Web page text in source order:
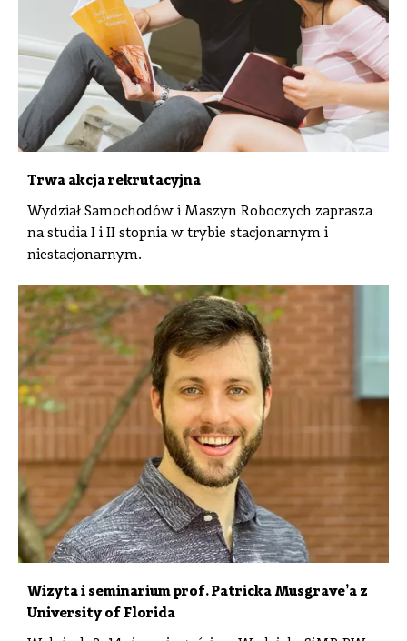
Trwa akcja rekrutacyjna
Wydział Samochodów i Maszyn Roboczych zaprasza
na studia I i II stopnia w trybie stacjonarnym i
niestacjonarnym.
Wizyta i seminarium prof. Patricka Musgrave’a z
University of Florida